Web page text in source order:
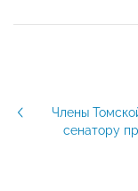
Члены
сенатору